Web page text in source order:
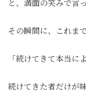
と、満面の笑みで言
その瞬間に、これま
「続けてきて本当
続けてきた者だけが